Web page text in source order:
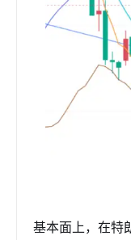
基本面上，在特